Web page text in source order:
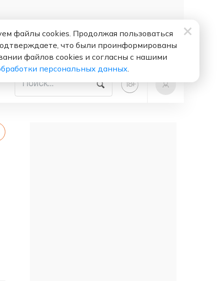
18+
файлы cookies. Продолжая пользоваться
что были проинформированы
файлов cookies и согласны с нашими
персональных данных.